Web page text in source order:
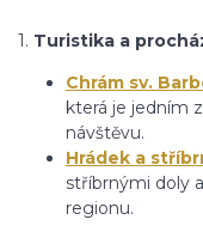
1. Turistika a
Chrám sv.
která je jedním
návštěvu.
Hrádek a
stříbrnými doly
regionu.